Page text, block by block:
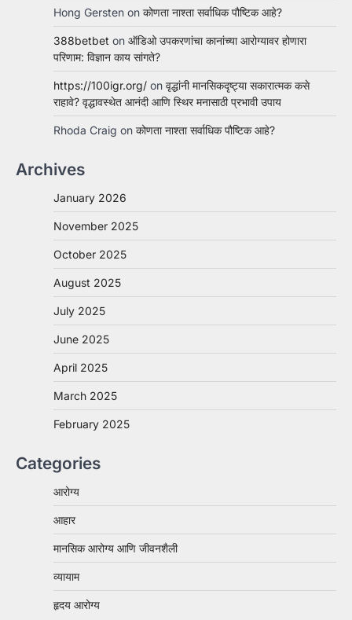
Hong Gersten on कोणता नाश्ता सर्वाधिक पौष्टिक आहे?
388betbet on ऑडिओ उपकरणांचा कानांच्या आरोग्यावर होणारा
परिणाम: विज्ञान काय सांगते?
https://100igr.org/ on वृद्धांनी मानसिकदृष्ट्या सकारात्मक कसे
राहावे? वृद्धावस्थेत आनंदी आणि स्थिर मनासाठी प्रभावी उपाय
Rhoda Craig on कोणता नाश्ता सर्वाधिक पौष्टिक आहे?
Archives
January 2026
November 2025
October 2025
August 2025
July 2025
June 2025
April 2025
March 2025
February 2025
Categories
आरोग्य
आहार
मानसिक आरोग्य आणि जीवनशैली
व्यायाम
हृदय आरोग्य